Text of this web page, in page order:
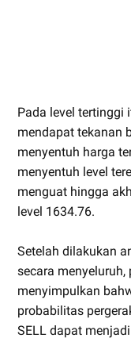
Pada level tertinggi
mendapat tekanan
menyentuh harga
menyentuh level
menguat hingga
level 1634.76.
Setelah dilakukan
secara
menyimpulkan
probabilitas
SELL dapat